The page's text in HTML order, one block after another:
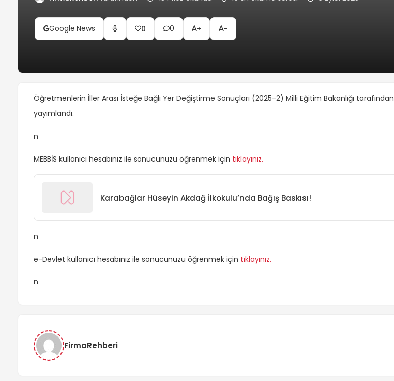
Google News 0 0 + -
Öğretmenlerin İller Arası İsteğe Bağlı Yer Değiştirme Sonuçları (2025-2) Milli Eğitim Bakanlığı tarafından
yayımlandı.
n
MEBBİS kullanıcı hesabınız ile sonucunuzu öğrenmek için tıklayınız.
Karabağlar Hüseyin Akdağ İlkokulu’nda Bağış Baskısı!
n
e-Devlet kullanıcı hesabınız ile sonucunuzu öğrenmek için tıklayınız.
n
FirmaRehberi